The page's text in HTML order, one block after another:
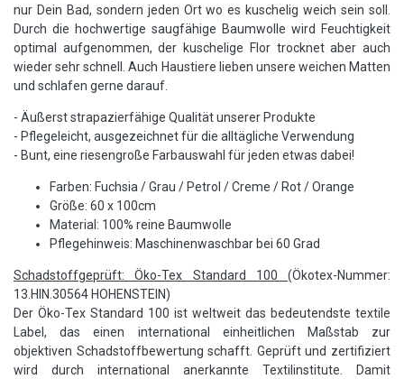
nur Dein Bad, sondern jeden Ort wo es kuschelig weich sein soll.
Durch die hochwertige saugfähige Baumwolle wird Feuchtigkeit
optimal aufgenommen, der kuschelige Flor trocknet aber auch
wieder sehr schnell. Auch Haustiere lieben unsere weichen Matten
und schlafen gerne darauf.
- Äußerst strapazierfähige Qualität unserer Produkte
- Pflegeleicht, ausgezeichnet für die alltägliche Verwendung
- Bunt, eine riesengroße Farbauswahl für jeden etwas dabei!
Farben: Fuchsia / Grau / Petrol / Creme / Rot / Orange
Größe: 60 x 100cm
Material: 100% reine Baumwolle
Pflegehinweis: Maschinenwaschbar bei 60 Grad
Schadstoffgeprüft: Öko-Tex Standard 100 (Ökotex-Nummer:
13.HIN.30564 HOHENSTEIN)
Der Öko-Tex Standard 100 ist weltweit das bedeutendste textile
Label, das einen international einheitlichen Maßstab zur
objektiven Schadstoffbewertung schafft. Geprüft und zertifiziert
wird durch international anerkannte Textilinstitute. Damit